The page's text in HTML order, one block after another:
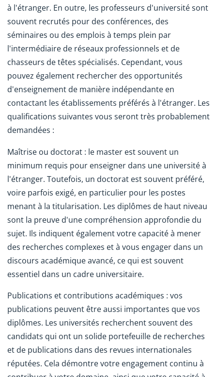
à l'étranger. En outre, les professeurs d'université sont
souvent recrutés pour des conférences, des
séminaires ou des emplois à temps plein par
l'intermédiaire de réseaux professionnels et de
chasseurs de têtes spécialisés. Cependant, vous
pouvez également rechercher des opportunités
d'enseignement de manière indépendante en
contactant les établissements préférés à l'étranger. Les
qualifications suivantes vous seront très probablement
demandées :
Maîtrise ou doctorat : le master est souvent un
minimum requis pour enseigner dans une université à
l'étranger. Toutefois, un doctorat est souvent préféré,
voire parfois exigé, en particulier pour les postes
menant à la titularisation. Les diplômes de haut niveau
sont la preuve d'une compréhension approfondie du
sujet. Ils indiquent également votre capacité à mener
des recherches complexes et à vous engager dans un
discours académique avancé, ce qui est souvent
essentiel dans un cadre universitaire.
Publications et contributions académiques : vos
publications peuvent être aussi importantes que vos
diplômes. Les universités recherchent souvent des
candidats qui ont un solide portefeuille de recherches
et de publications dans des revues internationales
réputées. Cela démontre votre engagement continu à